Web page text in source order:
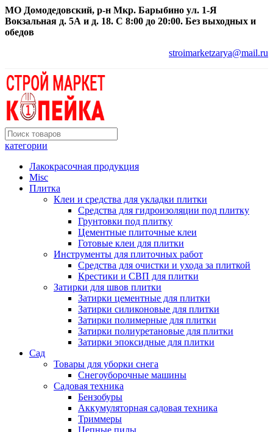
МО Домодедовский, р-н Мкр. Барыбино ул. 1-Я
Вокзальная д. 5А и д. 18. С 8:00 до 20:00. Без выходных и
обедов
stroimarketzarya@mail.ru
категории
Лакокрасочная продукция
Misc
Плитка
Клеи и средства для укладки плитки
Средства для гидроизоляции под плитку
Грунтовки под плитку
Цементные плиточные клеи
Готовые клеи для плитки
Инструменты для плиточных работ
Средства для очистки и ухода за плиткой
Крестики и СВП для плитки
Затирки для швов плитки
Затирки цементные для плитки
Затирки силиконовые для плитки
Затирки полимерные для плитки
Затирки полиуретановые для плитки
Затирки эпоксидные для плитки
Сад
Товары для уборки снега
Снегоуборочные машины
Садовая техника
Бензобуры
Аккумуляторная садовая техника
Триммеры
Цепные пилы